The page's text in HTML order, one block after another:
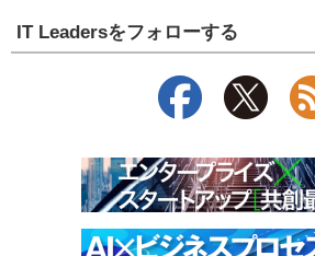
IT Leadersをフォローする